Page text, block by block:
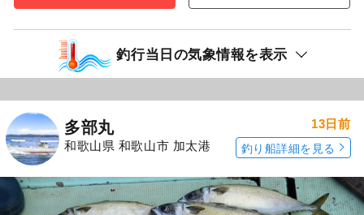
釣行当日の気象情報を表示
多部丸
和歌山県 和歌山市 加太港
13日前
釣り船詳細を見る